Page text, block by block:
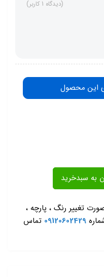
(دیدگاه 1 کاربر)
این محصول
تغییر رنگ ، پارچه ،
09120602429 تماس